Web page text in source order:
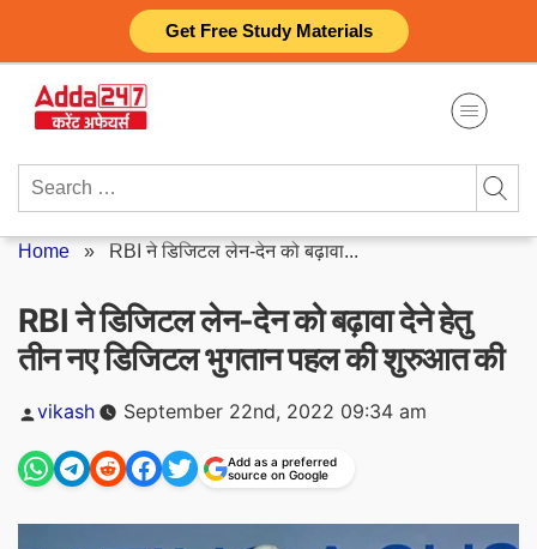
Get Free Study Materials
content
Search
Home » RBI ने डिजिटल लेन-देन को बढ़ावा...
RBI ने डिजिटल लेन-देन को बढ़ावा देने हेतु
तीन नए डिजिटल भुगतान पहल की शुरुआत की
Posted
vikash September 22nd, 2022 09:34 am
Add as a preferred
source on Google